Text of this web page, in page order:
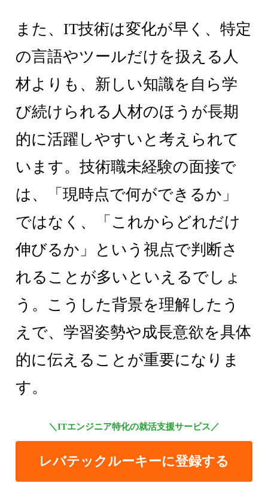
また、IT技術は変化が早く、特定
の言語やツールだけを扱える人
材よりも、新しい知識を自ら学
び続けられる人材のほうが長期
的に活躍しやすいと考えられて
います。技術職未経験の面接で
は、「現時点で何ができるか」
ではなく、「これからどれだけ
伸びるか」という視点で判断さ
れることが多いといえるでしょ
う。こうした背景を理解したう
えで、学習姿勢や成長意欲を具体
的に伝えることが重要になりま
す。
＼ITエンジニア特化の就活支援サービス／
レバテックルーキーに登録する